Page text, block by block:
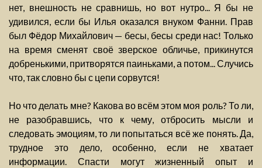
нет, внешность не сравнишь, но вот нутро... Я бы не
удивился, если бы Илья оказался внуком Фанни. Прав
был Фёдор Михайлович — бесы, бесы среди нас! Только
на время сменят своё зверское обличье, прикинутся
добренькими, притворятся паиньками, а потом... Случись
что, так словно бы с цепи сорвутся!
Но что делать мне? Какова во всём этом моя роль? То ли,
не разобравшись, что к чему, отбросить мысли и
следовать эмоциям, то ли попытаться всё же понять. Да,
трудное это дело, особенно, если не хватает
информации. Спасти могут жизненный опыт и